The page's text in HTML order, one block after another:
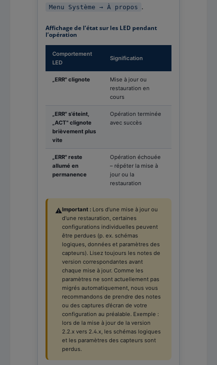
Menu Système → À propos .
Affichage de l’état sur les LED pendant
l’opération
Comportement
LED
Signification
„ERR" clignote
Mise à jour ou
restauration en
cours
„ERR" s’éteint,
„ACT" clignote
brièvement plus
vite
Opération terminée
avec succès
„ERR" reste
allumé en
permanence
Opération échouée
– répéter la mise à
jour ou la
restauration
⚠️Important : Lors d’une mise à jour ou
d’une restauration, certaines
configurations individuelles peuvent
être perdues (p. ex. schémas
logiques, données et paramètres des
capteurs). Lisez toujours les notes de
version correspondantes avant
chaque mise à jour. Comme les
paramètres ne sont actuellement pas
migrés automatiquement, nous vous
recommandons de prendre des notes
ou des captures d’écran de votre
configuration au préalable. Exemple :
lors de la mise à jour de la version
2.2.x vers 2.4.x, les schémas logiques
et les paramètres des capteurs sont
perdus.